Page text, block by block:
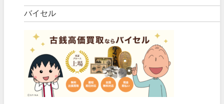
バイセル